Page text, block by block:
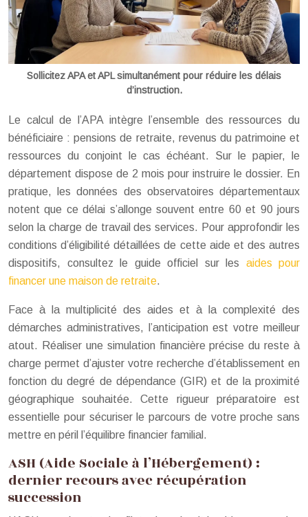
Sollicitez APA et APL simultanément pour réduire les délais
d’instruction.
Le calcul de l’APA intègre l’ensemble des ressources du
bénéficiaire : pensions de retraite, revenus du patrimoine et
ressources du conjoint le cas échéant. Sur le papier, le
département dispose de 2 mois pour instruire le dossier. En
pratique, les données des observatoires départementaux
notent que ce délai s’allonge souvent entre 60 et 90 jours
selon la charge de travail des services. Pour approfondir les
conditions d’éligibilité détaillées de cette aide et des autres
dispositifs, consultez le guide officiel sur les aides pour
financer une maison de retraite.
Face à la multiplicité des aides et à la complexité des
démarches administratives, l’anticipation est votre meilleur
atout. Réaliser une simulation financière précise du reste à
charge permet d’ajuster votre recherche d’établissement en
fonction du degré de dépendance (GIR) et de la proximité
géographique souhaitée. Cette rigueur préparatoire est
essentielle pour sécuriser le parcours de votre proche sans
mettre en péril l’équilibre financier familial.
ASH (Aide Sociale à l’Hébergement) :
dernier recours avec récupération
succession